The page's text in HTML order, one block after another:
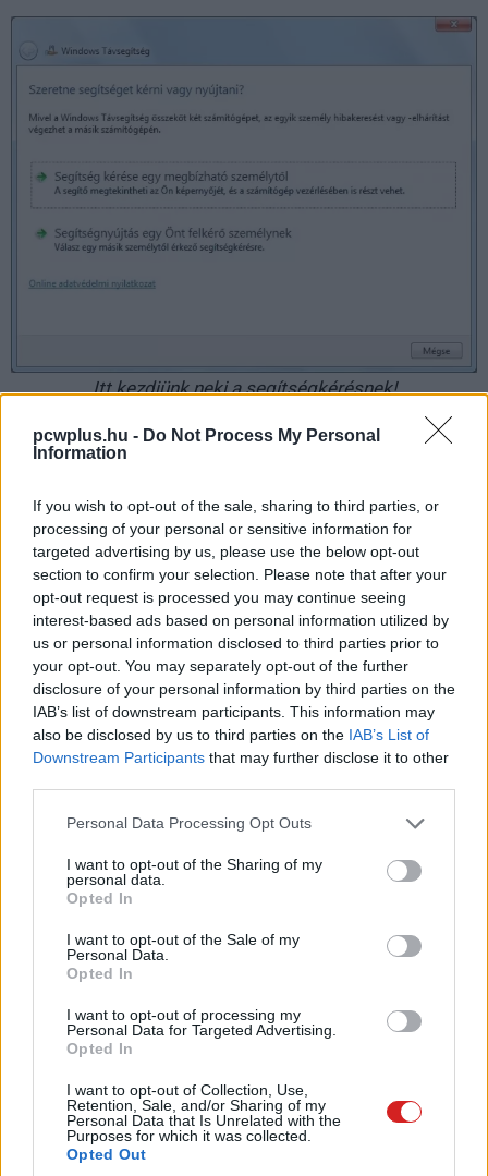
pcwplus.hu - Do Not Process My Personal
Information
If you wish to opt-out of the sale, sharing to third parties, or
processing of your personal or sensitive information for
targeted advertising by us, please use the below opt-out
section to confirm your selection. Please note that after your
opt-out request is processed you may continue seeing
interest-based ads based on personal information utilized by
us or personal information disclosed to third parties prior to
your opt-out. You may separately opt-out of the further
disclosure of your personal information by third parties on the
IAB’s list of downstream participants. This information may
also be disclosed by us to third parties on the IAB’s List of
Downstream Participants that may further disclose it to other
Please note that this website/app uses one or more Google
not limited to your visit or usage behaviour. You may click to
grant or deny consent to Google and its third-party tags to
use your data for below specified purposes in below Google
consent section.
Personal Data Processing Opt Outs
I want to opt-out of the Sharing of my
personal data.
Opted In
I want to opt-out of the Sale of my
Personal Data.
Opted In
I want to opt-out of processing my
Personal Data for Targeted Advertising.
Opted In
I want to opt-out of Collection, Use,
Retention, Sale, and/or Sharing of my
Personal Data that Is Unrelated with the
Purposes for which it was collected.
Opted Out
Itt kezdjünk neki a segítségkérésnek!
Ezt követően kell elindítanunk aTávsegítség
keretprogramot, amit elérhetünk a Windows Súgón
„távsegítség”. Ha megnyitottuk a segédprogramot, két
lehetőség közül választhatunk: segítséget kérünk vagy
elfogadjuk a távsegítségre vonatkozó kérést.
A másik oldal: több embernek is nyújthatunk segítséget